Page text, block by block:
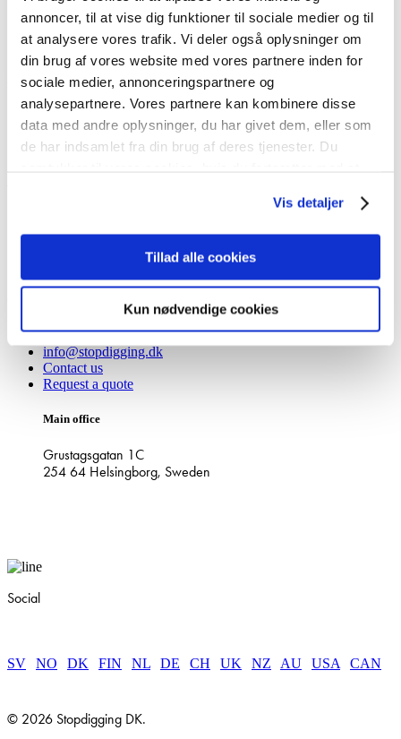
annoncer, til at vise dig funktioner til sociale medier og til
at analysere vores trafik. Vi deler også oplysninger om
din brug af vores website med vores partnere inden for
sociale medier, annonceringspartnere og
analysepartnere. Vores partnere kan kombinere disse
data med andre oplysninger, du har givet dem, eller som
de har indsamlet fra din brug af deres tjenester. Du
Vis detaljer
Tillad alle cookies
Kun nødvendige cookies
Machines
FAQ
Product sheets
Inspiration
Inspiration
Private
Business
Become partner
PARTNER LOGIN
+46(0)10-147 07 00
info@stopdigging.dk
Contact us
Request a quote
Main office
Grustagsgatan 1C
254 64 Helsingborg, Sweden
Social
SV NO DK FIN NL DE CH UK NZ AU USA CAN
© 2026 Stopdigging DK.